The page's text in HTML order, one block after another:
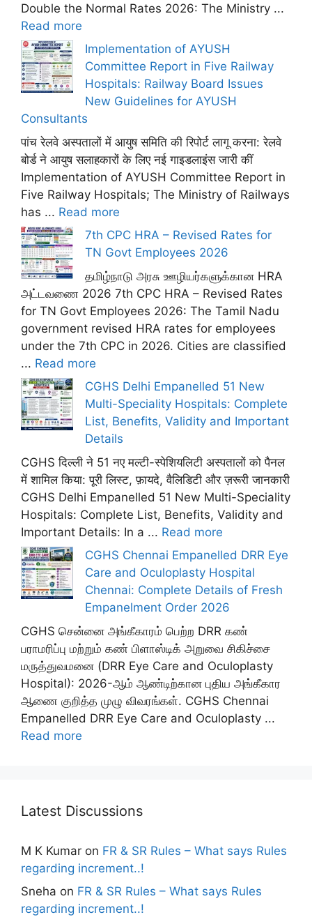
Double the Normal Rates 2026: The Ministry ...
Read more
Implementation of AYUSH
Committee Report in Five Railway
Hospitals: Railway Board Issues
New Guidelines for AYUSH
Consultants
पांच रेलवे अस्पतालों में आयुष समिति की रिपोर्ट लागू करना: रेलवे
बोर्ड ने आयुष सलाहकारों के लिए नई गाइडलाइंस जारी कीं
Implementation of AYUSH Committee Report in
Five Railway Hospitals; The Ministry of Railways
has ... Read more
7th CPC HRA – Revised Rates for
TN Govt Employees 2026
தமிழ்நாடு அரசு ஊழியர்களுக்கான HRA
அட்டவணை 2026 7th CPC HRA – Revised Rates
for TN Govt Employees 2026: The Tamil Nadu
government revised HRA rates for employees
under the 7th CPC in 2026. Cities are classified
... Read more
CGHS Delhi Empanelled 51 New
Multi-Speciality Hospitals: Complete
List, Benefits, Validity and Important
Details
CGHS दिल्ली ने 51 नए मल्टी-स्पेशियलिटी अस्पतालों को पैनल
में शामिल किया: पूरी लिस्ट, फ़ायदे, वैलिडिटी और ज़रूरी जानकारी
CGHS Delhi Empanelled 51 New Multi-Speciality
Hospitals: Complete List, Benefits, Validity and
Important Details: In a ... Read more
CGHS Chennai Empanelled DRR Eye
Care and Oculoplasty Hospital
Chennai: Complete Details of Fresh
Empanelment Order 2026
CGHS சென்னை அங்கீகாரம் பெற்ற DRR கண்
பராமரிப்பு மற்றும் கண் பிளாஸ்டிக் அறுவை சிகிச்சை
மருத்துவமனை (DRR Eye Care and Oculoplasty
Hospital): 2026-ஆம் ஆண்டிற்கான புதிய அங்கீகார
ஆணை குறித்த முழு விவரங்கள். CGHS Chennai
Empanelled DRR Eye Care and Oculoplasty ...
Read more
Latest Discussions
M K Kumar on FR & SR Rules – What says Rules
regarding increment..!
Sneha on FR & SR Rules – What says Rules
regarding increment..!